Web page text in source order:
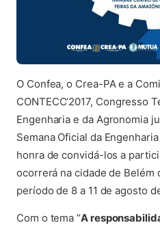
O Confea, o Crea-PA e a
CONTECC’2017, Congresso
Engenharia e da Agronomia
Semana Oficial da
honra de convidá-los a
ocorrerá na cidade de Belém
período de 8 a 11 de agosto
Com o tema “A